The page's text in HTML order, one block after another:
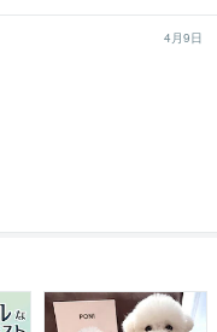
4月9日